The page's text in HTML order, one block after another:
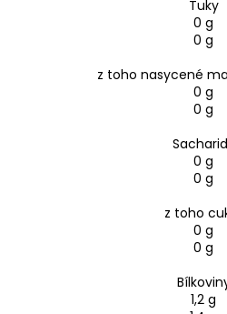
Tuky
0 g
0 g
z toho nasycené
0 g
0 g
0 g
0 g
z toho
0 g
0 g
1,2 g